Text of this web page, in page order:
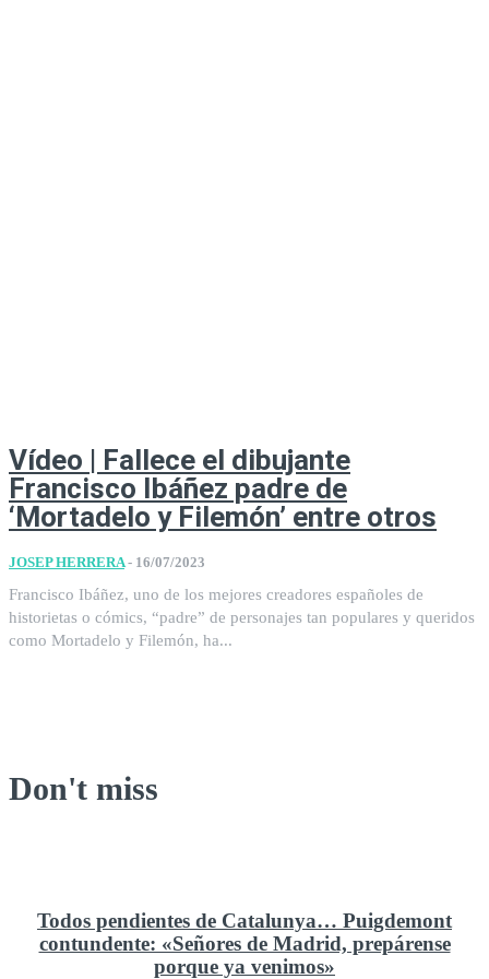
Vídeo | Fallece el dibujante
Francisco Ibáñez padre de
‘Mortadelo y Filemón’ entre otros
JOSEP HERRERA - 16/07/2023
Francisco Ibáñez, uno de los mejores creadores españoles de
historietas o cómics, “padre” de personajes tan populares y queridos
como Mortadelo y Filemón, ha...
Don't miss
Todos pendientes de Catalunya… Puigdemont
contundente: «Señores de Madrid, prepárense
porque ya venimos»